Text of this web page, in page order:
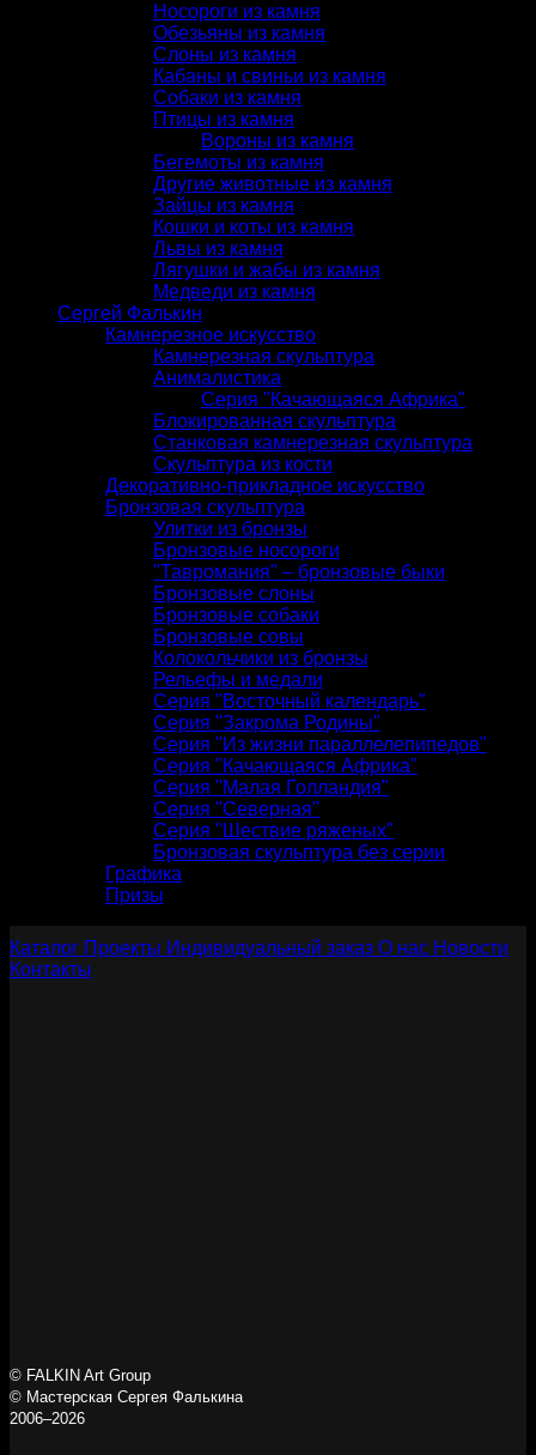
Носороги из камня
Обезьяны из камня
Слоны из камня
Кабаны и свиньи из камня
Собаки из камня
Птицы из камня
Вороны из камня
Бегемоты из камня
Другие животные из камня
Зайцы из камня
Кошки и коты из камня
Львы из камня
Лягушки и жабы из камня
Медведи из камня
Сергей Фалькин
Камнерезное искусство
Камнерезная скульптура
Анималистика
Серия "Качающаяся Африка"
Блокированная скульптура
Станковая камнерезная скульптура
Скульптура из кости
Декоративно-прикладное искусство
Бронзовая скульптура
Улитки из бронзы
Бронзовые носороги
"Тавромания" – бронзовые быки
Бронзовые слоны
Бронзовые собаки
Бронзовые совы
Колокольчики из бронзы
Рельефы и медали
Серия "Восточный календарь"
Серия "Закрома Родины"
Серия "Из жизни параллелепипедов"
Серия "Качающаяся Африка"
Серия "Малая Голландия"
Серия "Северная"
Серия "Шествие ряженых"
Бронзовая скульптура без серии
Графика
Призы
Каталог Проекты Индивидуальный заказ О нас Новости
Контакты
© FALKIN Art Group
© Мастерская Сергея Фалькина
2006–2026